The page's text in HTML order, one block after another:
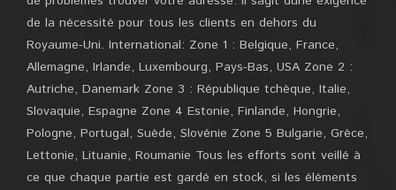
de la nécessité pour tous les clients en dehors du
Royaume-Uni. International: Zone 1 : Belgique, France,
Allemagne, Irlande, Luxembourg, Pays-Bas, USA Zone 2 :
Autriche, Danemark Zone 3 : République tchèque, Italie,
Slovaquie, Espagne Zone 4 Estonie, Finlande, Hongrie,
Pologne, Portugal, Suède, Slovénie Zone 5 Bulgarie, Grèce,
Lettonie, Lituanie, Roumanie Tous les efforts sont veillé à
ce que chaque partie est gardé en stock, si les éléments